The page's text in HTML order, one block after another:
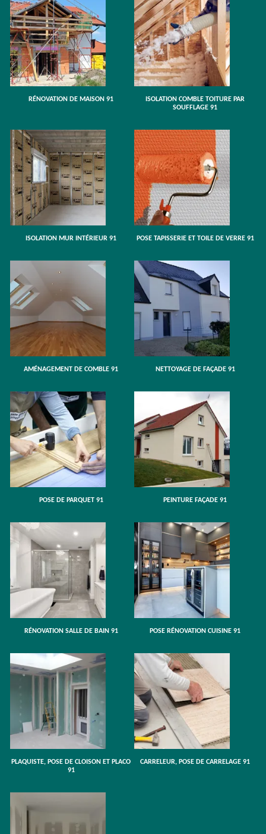
RÉNOVATION DE MAISON 91
ISOLATION COMBLE TOITURE PAR
SOUFFLAGE 91
ISOLATION MUR INTÉRIEUR 91 POSE TAPISSERIE ET TOILE DE VERRE 91
AMÉNAGEMENT DE COMBLE 91 NETTOYAGE DE FAÇADE 91
POSE DE PARQUET 91 PEINTURE FAÇADE 91
RÉNOVATION SALLE DE BAIN 91 POSE RÉNOVATION CUISINE 91
PLAQUISTE, POSE DE CLOISON ET PLACO
91
CARRELEUR, POSE DE CARRELAGE 91